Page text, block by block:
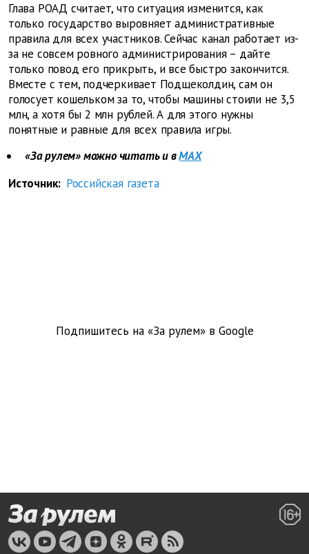
Глава РОАД считает, что ситуация изменится, как
только государство выровняет административные
правила для всех участников. Сейчас канал работает из-
за не совсем ровного администрирования – дайте
только повод его прикрыть, и все быстро закончится.
Вместе с тем, подчеркивает Подщеколдин, сам он
голосует кошельком за то, чтобы машины стоили не 3,5
млн, а хотя бы 2 млн рублей. А для этого нужны
понятные и равные для всех правила игры.
«За рулем» можно читать и вMAX
Источник: Российская газета
Подпишитесь на «За рулем» в Google